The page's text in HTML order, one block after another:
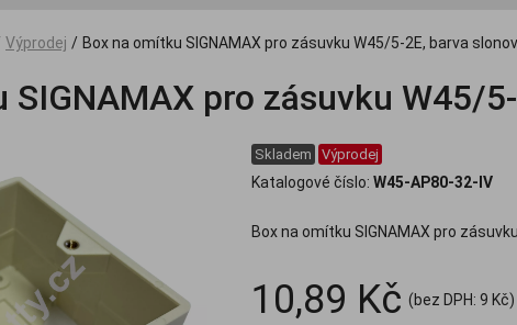
Výprodej / Box na omítku SIGNAMAX pro zásuvku W45/5-2E, barva
SIGNAMAX pro zásuvku W45/
Skladem Výprodej
Katalogové číslo: W45-AP80-32-IV
Box na omítku SIGNAMAX pro
10,89 Kč (bez DPH: 9 Kč)